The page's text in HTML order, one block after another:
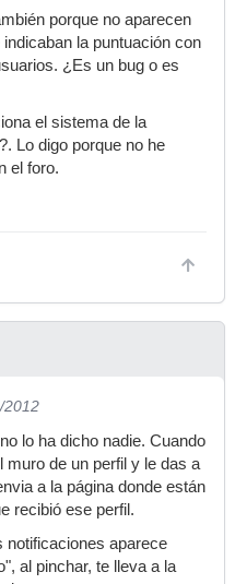
porque no aparecen
la puntuación con
¿Es un bug o es
el sistema de la
Lo digo porque no he
el foro.
2012
lo ha dicho nadie. Cuando
de un perfil y le das a
a la página donde están
recibió ese perfil.
notificaciones aparece
al pinchar, te lleva a la